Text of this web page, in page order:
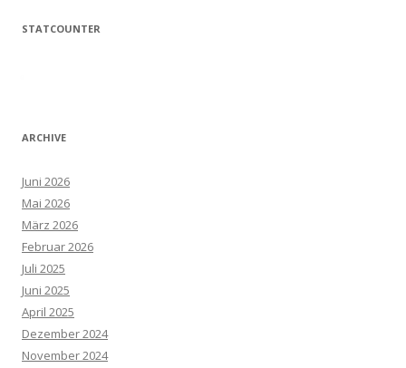
STATCOUNTER
ARCHIVE
Juni 2026
Mai 2026
März 2026
Februar 2026
Juli 2025
Juni 2025
April 2025
Dezember 2024
November 2024